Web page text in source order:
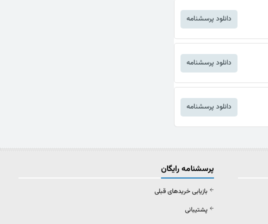
دانلود پرسشنامه
دانلود پرسشنامه
دانلود پرسشنامه
پرسشنامه رایگان
بازیابی خریدهای قبلی
پشتیبانی